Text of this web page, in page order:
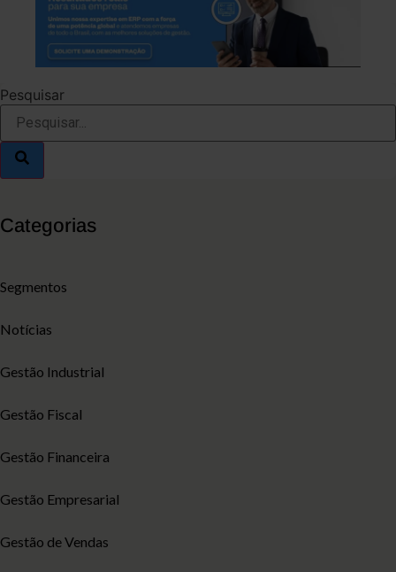
Pesquisar
Categorias
Segmentos
Notícias
Gestão Industrial
Gestão Fiscal
Gestão Financeira
Gestão Empresarial
Gestão de Vendas